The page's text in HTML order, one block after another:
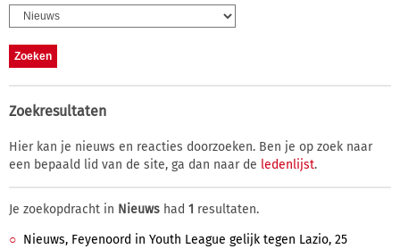
Zoekresultaten
Hier kan je nieuws en reacties doorzoeken. Ben je op zoek naar
een bepaald lid van de site, ga dan naar de ledenlijst.
Je zoekopdracht in Nieuws had 1 resultaten.
Nieuws, Feyenoord in Youth League gelijk tegen Lazio, 25